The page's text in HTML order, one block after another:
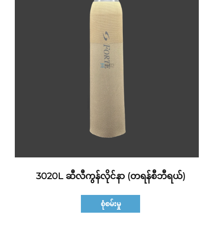
3020L ဆီလီကွန်လိုင်နာ (တရန်စီဘီရယ်)
စုံစမ်းမှု